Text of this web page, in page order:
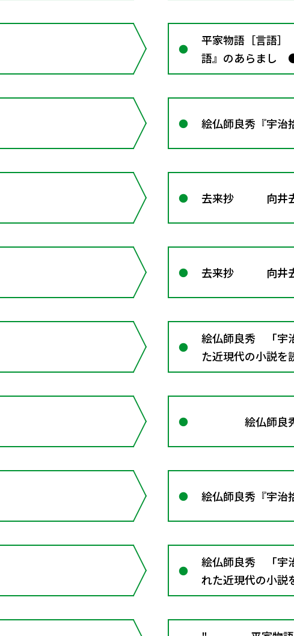
平家物語［言語
語』のあらまし
絵仏師良秀『宇治
去来抄 向井
去来抄 向井
絵仏師良秀 「宇
た近現代の小説を
り結び／仮定条件
絵仏師良秀
絵仏師良秀『宇治
絵仏師良秀 「宇
れた近現代の小
／係り結び／仮定